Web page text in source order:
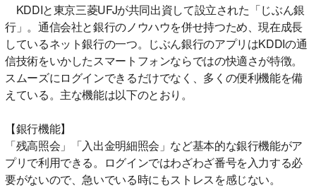
KDDIと東京三菱UFJが共同出資して設立された「じぶん銀
行」。通信会社と銀行のノウハウを併せ持つため、現在成長
しているネット銀行の一つ。じぶん銀行のアプリはKDDIの通
信技術をいかしたスマートフォンならではの快適さが特徴。
スムーズにログインできるだけでなく、多くの便利機能を備
えている。主な機能は以下のとおり。
【銀行機能】
「残高照会」「入出金明細照会」など基本的な銀行機能がア
プリで利用できる。ログインではわざわざ番号を入力する必
要がないので、急いでいる時にもストレスを感じない。